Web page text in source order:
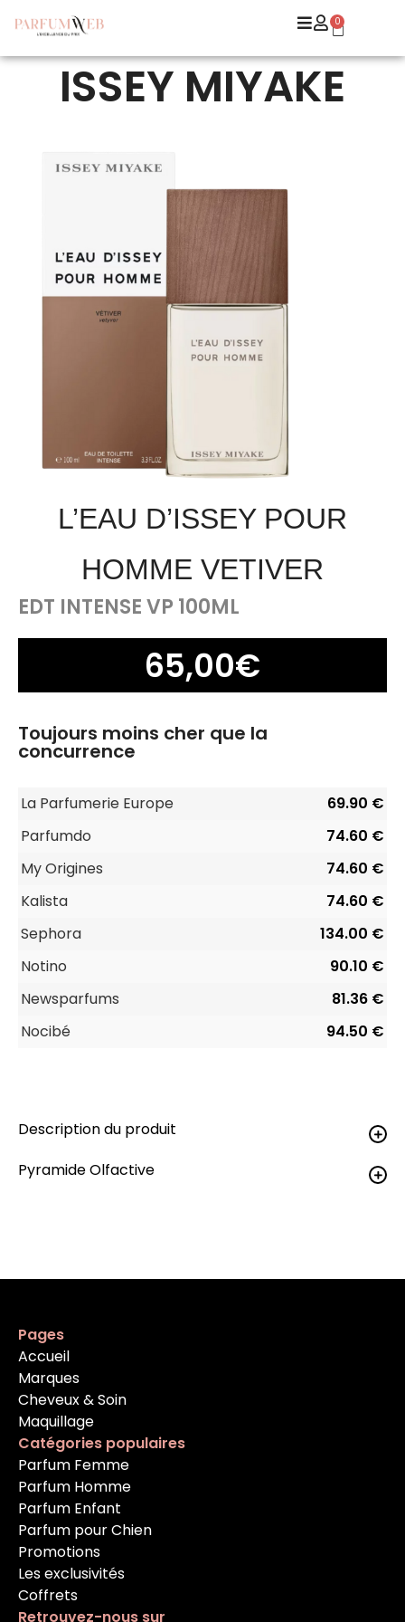
0
ISSEY MIYAKE
L’EAU D’ISSEY POUR
HOMME VETIVER
EDT INTENSE VP 100ML
65,00€
Toujours moins cher que la
concurrence
La Parfumerie Europe
69.90 €
Parfumdo
74.60 €
My Origines
74.60 €
Kalista
74.60 €
Sephora
134.00 €
Notino
90.10 €
Newsparfums
81.36 €
Nocibé
94.50 €
Description du produit
Pyramide Olfactive
Pages
Accueil
Marques
Cheveux & Soin
Maquillage
Catégories populaires
Parfum Femme
Parfum Homme
Parfum Enfant
Parfum pour Chien
Promotions
Les exclusivités
Coffrets
Retrouvez-nous sur